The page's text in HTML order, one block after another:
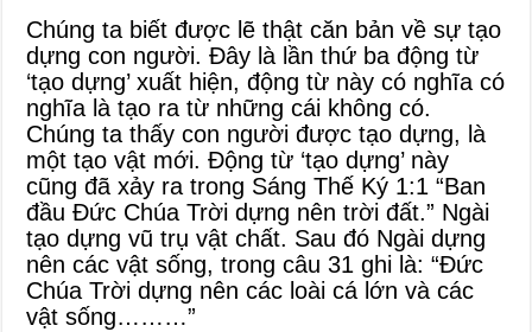
Chúng ta biết được lẽ thật căn bản về sự tạo
dựng con người. Đây là lần thứ ba động từ
‘tạo dựng’ xuất hiện, động từ này có nghĩa có
nghĩa là tạo ra từ những cái không có.
Chúng ta thấy con người được tạo dựng, là
một tạo vật mới. Động từ ‘tạo dựng’ này
cũng đã xảy ra trong Sáng Thế Ký 1:1 “Ban
đầu Đức Chúa Trời dựng nên trời đất.” Ngài
tạo dựng vũ trụ vật chất. Sau đó Ngài dựng
nên các vật sống, trong câu 31 ghi là: “Đức
Chúa Trời dựng nên các loài cá lớn và các
vật sống………”